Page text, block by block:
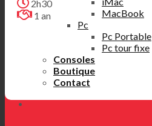
MacBook
Pc
Pc Portable
Pc tour fixe
Consoles
Boutique
Contact
2h30
1 an